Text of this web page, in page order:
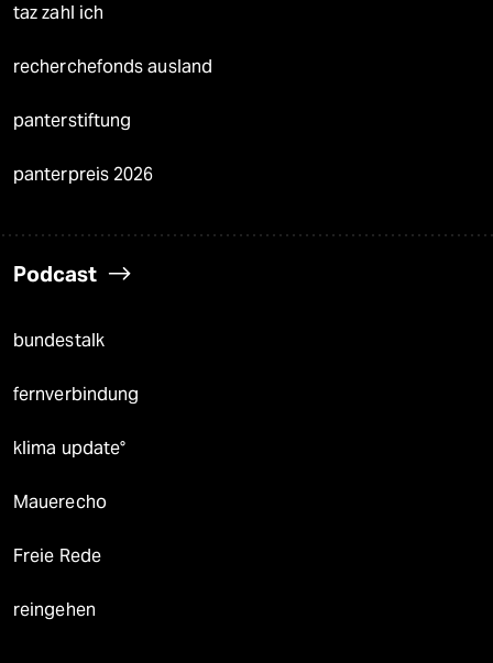
taz zahl ich
recherchefonds ausland
panterstiftung
panterpreis 2026
Podcast
bundestalk
fernverbindung
klima update°
Mauerecho
Freie Rede
reingehen